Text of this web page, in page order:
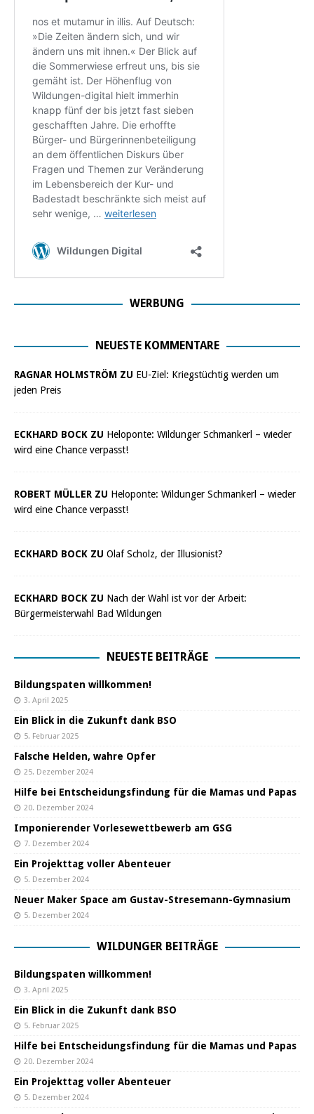
WERBUNG
NEUESTE KOMMENTARE
RAGNAR HOLMSTRÖM ZU EU-Ziel: Kriegstüchtig werden um
jeden Preis
ECKHARD BOCK ZU Heloponte: Wildunger Schmankerl – wieder
wird eine Chance verpasst!
ROBERT MÜLLER ZU Heloponte: Wildunger Schmankerl – wieder
wird eine Chance verpasst!
ECKHARD BOCK ZU Olaf Scholz, der Illusionist?
ECKHARD BOCK ZU Nach der Wahl ist vor der Arbeit:
Bürgermeisterwahl Bad Wildungen
NEUESTE BEITRÄGE
Bildungspaten willkommen!
3. April 2025
Ein Blick in die Zukunft dank BSO
5. Februar 2025
Falsche Helden, wahre Opfer
25. Dezember 2024
Hilfe bei Entscheidungsfindung für die Mamas und Papas
20. Dezember 2024
Imponierender Vorlesewettbewerb am GSG
7. Dezember 2024
Ein Projekttag voller Abenteuer
5. Dezember 2024
Neuer Maker Space am Gustav-Stresemann-Gymnasium
5. Dezember 2024
WILDUNGER BEITRÄGE
Bildungspaten willkommen!
3. April 2025
Ein Blick in die Zukunft dank BSO
5. Februar 2025
Hilfe bei Entscheidungsfindung für die Mamas und Papas
20. Dezember 2024
Ein Projekttag voller Abenteuer
5. Dezember 2024